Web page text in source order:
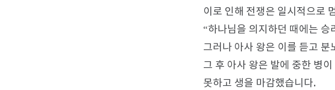
이로 인해 전쟁은 일시적으로
“하나님을 의지하던 때에는
그러나 아사 왕은 이를 듣고
그 후 아사 왕은 발에 중한 병
못하고 생을 마감했습니다.